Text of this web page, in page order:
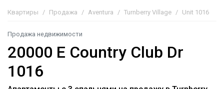
Квартиры Продажа Aventura Turnberry Village Unit 1016
Продажа недвижимости
20000 E Country Club Dr
1016